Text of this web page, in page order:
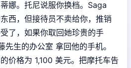
娜。托尼说服你换档。Saga
西，但接待员不卖给你，推销
了，如果你取回她珍贵的手
生的办公室 拿回他的手机。
价格为 1,100 美元。把摩托车告